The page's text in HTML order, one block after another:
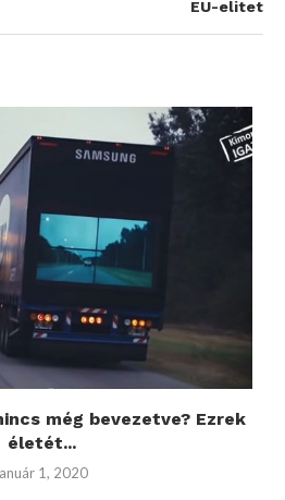
EU-elitet
még bevezetve? Ezrek
életét...
1, 2020